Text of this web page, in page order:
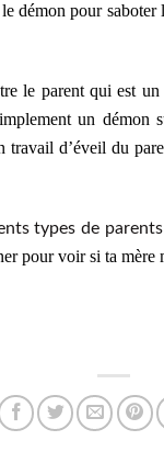
démon pour
le parent qui est
un démon
travail d’éveil du
types de
pour voir si ta mère